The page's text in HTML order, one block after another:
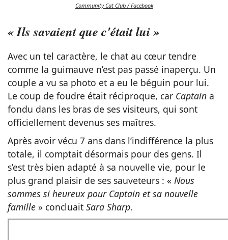
Community Cat Club / Facebook
« Ils savaient que c'était lui »
Avec un tel caractère, le chat au cœur tendre
comme la guimauve n’est pas passé inaperçu. Un
couple a vu sa photo et a eu le béguin pour lui.
Le coup de foudre était réciproque, car Captain a
fondu dans les bras de ses visiteurs, qui sont
officiellement devenus ses maîtres.
Après avoir vécu 7 ans dans l’indifférence la plus
totale, il comptait désormais pour des gens. Il
s’est très bien adapté à sa nouvelle vie, pour le
plus grand plaisir de ses sauveteurs : « Nous
sommes si heureux pour Captain et sa nouvelle
famille » concluait Sara Sharp.